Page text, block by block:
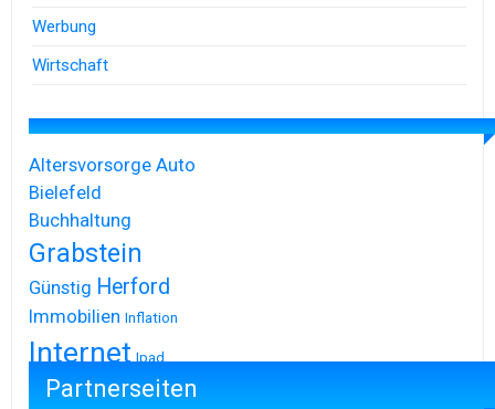
Werbung
Wirtschaft
Altersvorsorge Auto
Bielefeld
Buchhaltung
Grabstein
Günstig Herford
Immobilien Inflation
Internet Ipad
Iphone
Partnerseiten